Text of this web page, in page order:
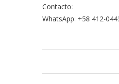
Contacto:
WhatsApp: +58 412-